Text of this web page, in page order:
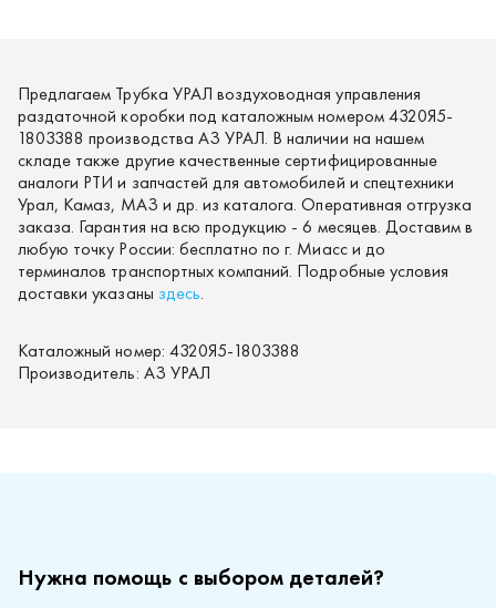
Предлагаем Трубка УРАЛ воздуховодная управления
раздаточной коробки под каталожным номером 4320Я5-
1803388 производства АЗ УРАЛ. В наличии на нашем
складе также другие качественные сертифицированные
аналоги РТИ и запчастей для автомобилей и спецтехники
Урал, Камаз, МАЗ и др. из каталога. Оперативная отгрузка
заказа. Гарантия на всю продукцию - 6 месяцев. Доставим в
любую точку России: бесплатно по г. Миасс и до
терминалов транспортных компаний. Подробные условия
доставки указаны здесь.
Каталожный номер: 4320Я5-1803388
Производитель: АЗ УРАЛ
Нужна помощь с выбором деталей?